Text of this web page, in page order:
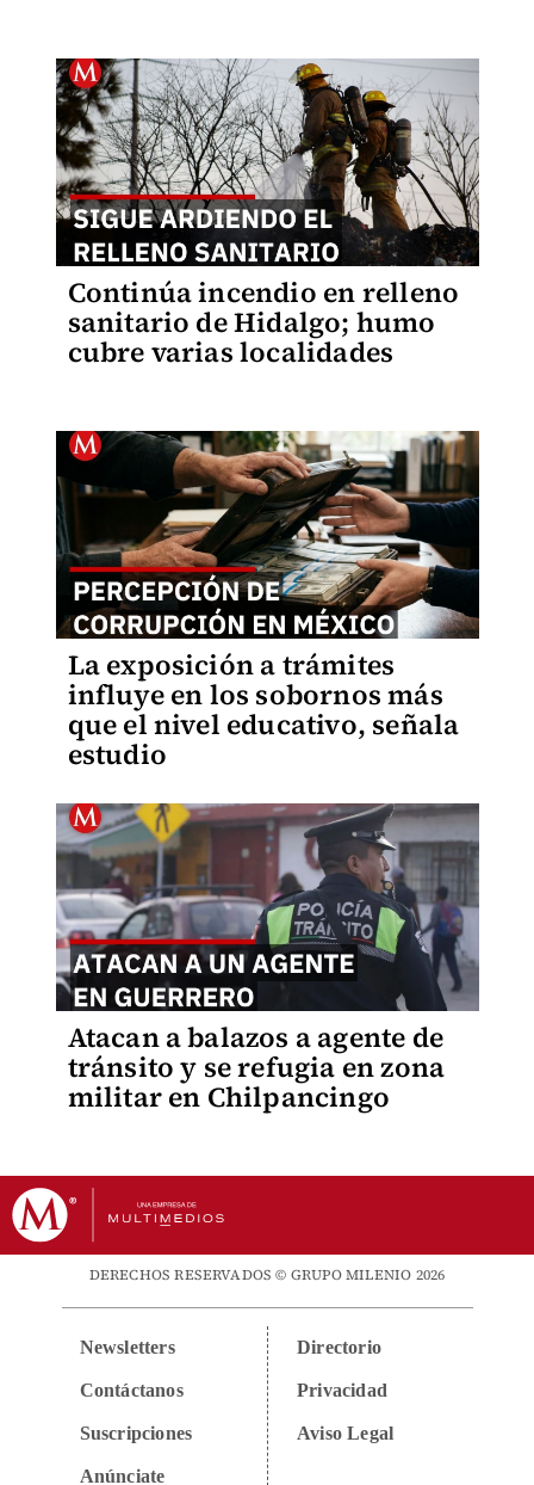
Continúa incendio en relleno
sanitario de Hidalgo; humo
cubre varias localidades
La exposición a trámites
influye en los sobornos más
que el nivel educativo, señala
estudio
Atacan a balazos a agente de
tránsito y se refugia en zona
militar en Chilpancingo
DERECHOS RESERVADOS © GRUPO MILENIO 2026
Newsletters
Contáctanos
Suscripciones
Anúnciate
Directorio
Privacidad
Aviso Legal